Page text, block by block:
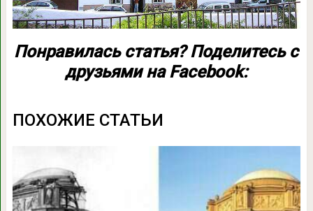
Понравилась статья? Поделитесь с
друзьями на Facebook:
ПОХОЖИЕ СТАТЬИ